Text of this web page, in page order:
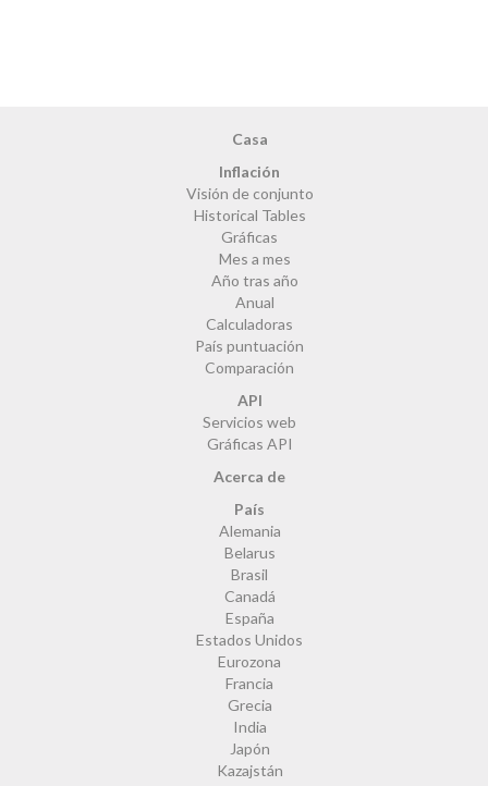
Casa
Inflación
Visión de conjunto
Historical Tables
Gráficas
Mes a mes
Año tras año
Anual
Calculadoras
País puntuación
Comparación
API
Servicios web
Gráficas API
Acerca de
País
Alemania
Belarus
Brasil
Canadá
España
Estados Unidos
Eurozona
Francia
Grecia
India
Japón
Kazajstán